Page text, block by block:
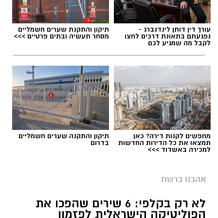
בוי ג'ורג' השיר החדש שתומך בישראל הקשיבו
למילים וצפו בקלפי הרשמי
בוי ג'ורג' השיר החדש שתומך בישראל הקשיבו
George מעורר סערה בינלאומית בעקבות שיר
עורך דין דותן לינדנברג -
נפגעתם בתאונת דרכים לחצו
לקבל מה שמגיע לכם
תיקון והתקנת שערים חשמליים
מסחר תעשיה ובתים פרטיים >>>
מחפשים לקנות דירה? כאן
תמצאו את כל הדירות החדשות
למכירה באשדוד >>>
תיקון והתקנה שערים חשמליים
בדרום
אהבנו ברשת
לא רק בקלפי: 6 שירים שהפכו את
הפוליטיקה הישראלית לפזמון